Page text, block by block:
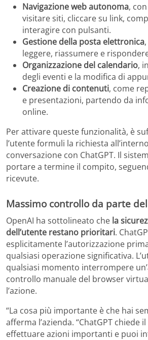
Navigazione web autonoma,
visitare siti, cliccare su link,
interagire con pulsanti.
Gestione della posta elettronica
leggere, riassumere e
Organizzazione del calendario,
degli eventi e la modifica di
Creazione di contenuti, come
e presentazioni, partendo da
online.
Per attivare queste funzionalità, è
l’utente formuli la richiesta
conversazione con ChatGPT. Il
portare a termine il compito,
ricevute.
Massimo controllo da parte
OpenAI ha sottolineato che la
dell’utente restano prioritari.
esplicitamente l’autorizzazione
qualsiasi operazione significativa.
qualsiasi momento interrompere
controllo manuale del browser
l’azione.
“La cosa più importante è che hai
afferma l’azienda. “ChatGPT chiede
effettuare azioni importanti e puoi